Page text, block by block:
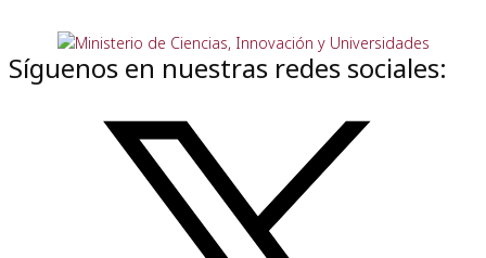
Síguenos en nuestras redes sociales: